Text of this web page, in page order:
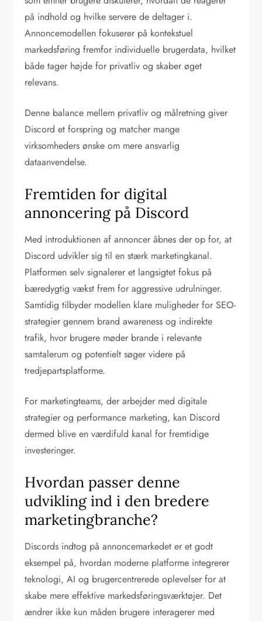
på indhold og hvilke servere de deltager i.
Annoncemodellen fokuserer på kontekstuel
markedsføring fremfor individuelle brugerdata, hvilket
både tager højde for privatliv og skaber øget
relevans.
Denne balance mellem privatliv og målretning giver
Discord et forspring og matcher mange
virksomheders ønske om mere ansvarlig
dataanvendelse.
Fremtiden for digital
annoncering på Discord
Med introduktionen af annoncer åbnes der op for, at
Discord udvikler sig til en stærk marketingkanal.
Platformen selv signalerer et langsigtet fokus på
bæredygtig vækst frem for aggressive udrulninger.
Samtidig tilbyder modellen klare muligheder for SEO-
strategier gennem brand awareness og indirekte
trafik, hvor brugere møder brande i relevante
samtalerum og potentielt søger videre på
tredjepartsplatforme.
For marketingteams, der arbejder med digitale
strategier og performance marketing, kan Discord
dermed blive en værdifuld kanal for fremtidige
investeringer.
Hvordan passer denne
udvikling ind i den bredere
marketingbranche?
Discords indtog på annoncemarkedet er et godt
eksempel på, hvordan moderne platforme integrerer
teknologi, AI og brugercentrerede oplevelser for at
skabe mere effektive markedsføringsværktøjer. Det
ændrer ikke kun måden brugere interagerer med